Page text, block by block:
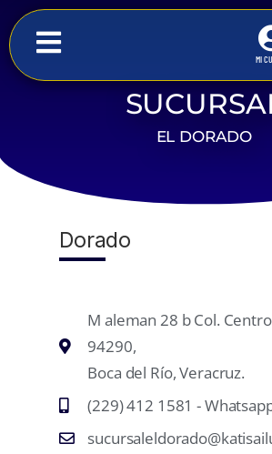
MI
EL DORADO
Dorado
M aleman 28 b Col. Centro
94290,
Boca del Río, Veracruz.
(229) 412 1581 -